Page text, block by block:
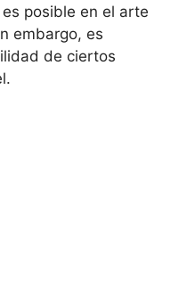
posible en el arte
embargo, es
de ciertos